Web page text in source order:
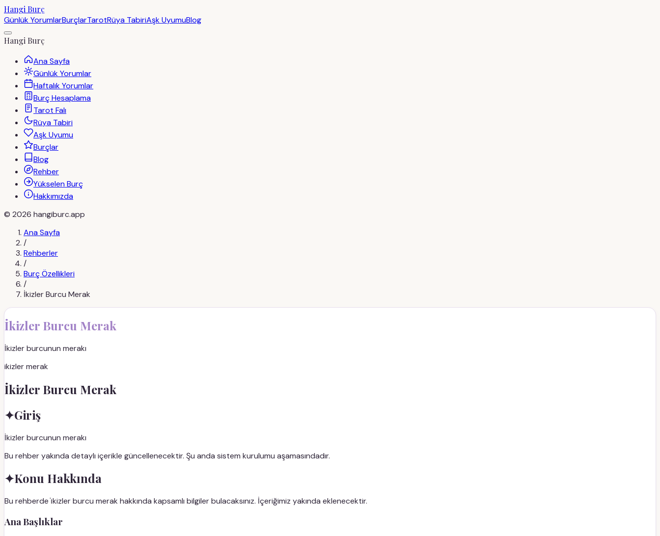
Hangi Burç
Günlük YorumlarBurçlarTarotRüya TabiriAşk UyumuBlog
Hangi Burç
Ana Sayfa
Günlük Yorumlar
Haftalık Yorumlar
Burç Hesaplama
Tarot Falı
Rüya Tabiri
Aşk Uyumu
Burçlar
Blog
Rehber
Yükselen Burç
Hakkımızda
© 2026 hangiburc.app
Ana Sayfa
/
Rehberler
/
Burç Özellikleri
/
İkizler Burcu Merak
İkizler Burcu Merak
İkizler burcunun merakı
ikizler merak
İkizler Burcu Merak
✦Giriş
İkizler burcunun merakı
Bu rehber yakında detaylı içerikle güncellenecektir. Şu anda sistem kurulumu aşamasındadır.
✦Konu Hakkında
Bu rehberde i̇kizler burcu merak hakkında kapsamlı bilgiler bulacaksınız. İçeriğimiz yakında eklenecektir.
Ana Başlıklar